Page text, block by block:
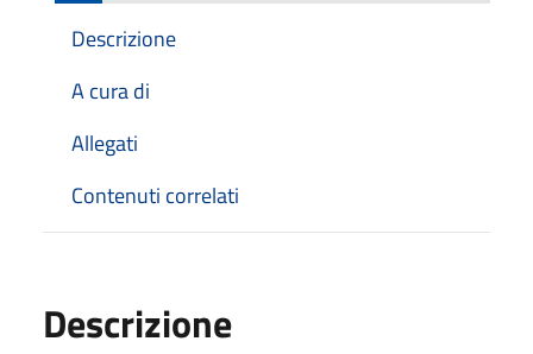
Descrizione
A cura di
Allegati
Contenuti correlati
Descrizione